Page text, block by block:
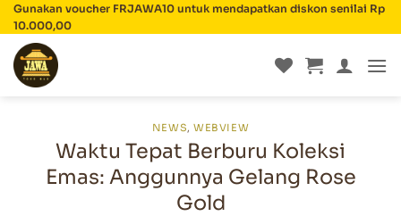
Skip
to
content
Gunakan voucher FRJAWA10 untuk mendapatkan diskon senilai Rp
10.000,00
NEWS,WEBVIEW
Waktu Tepat Berburu Koleksi
Emas: Anggunnya Gelang Rose
Gold